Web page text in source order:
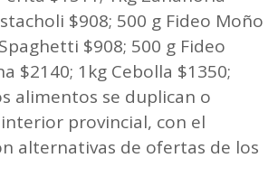
$908; 500 g Fideo Moño
$908; 500 g Fideo
$2140; 1kg Cebolla $1350;
alimentos se duplican o
provincial, con el
alternativas de ofertas de los